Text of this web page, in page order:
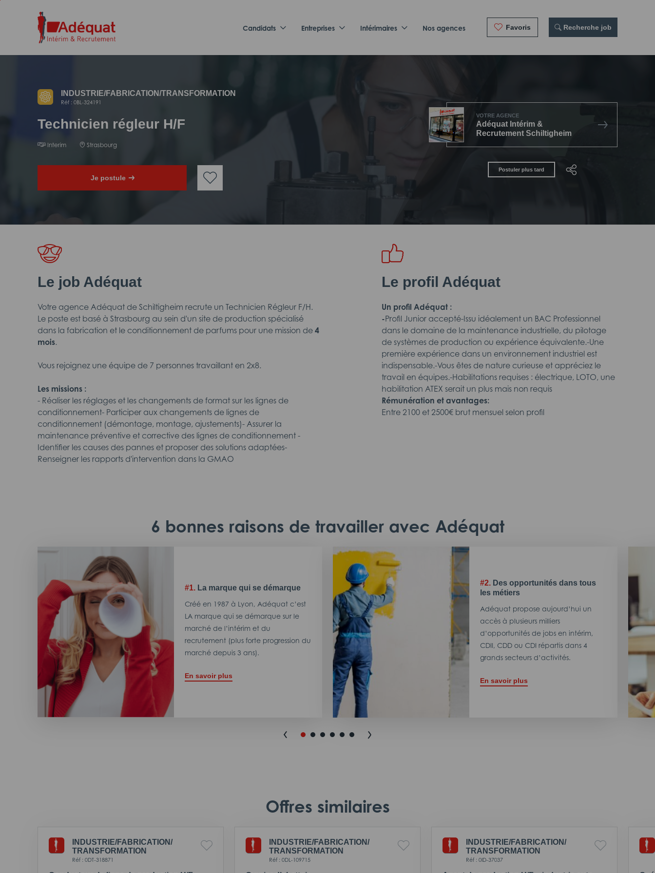
navigation
Candidats Entreprises Intérimaires Nos agences Favoris Recherche job
INDUSTRIE/FABRICATION/TRANSFORMATION
Réf : 0BL-324191
Technicien régleur H/F
Interim Strasbourg
Je postule
VOTRE AGENCE
Adéquat Intérim &
Recrutement Schiltigheim
Postuler plus tard
Le job Adéquat
Votre agence Adéquat de Schiltigheim recrute un Technicien Régleur F/H.
Le poste est basé à Strasbourg au sein d'un site de production spécialisé
dans la fabrication et le conditionnement de parfums pour une mission de 4
mois.
Vous rejoignez une équipe de 7 personnes travaillant en 2x8.
Les missions :
- Réaliser les réglages et les changements de format sur les lignes de
conditionnement- Participer aux changements de lignes de
conditionnement (démontage, montage, ajustements)- Assurer la
maintenance préventive et corrective des lignes de conditionnement -
Identifier les causes des pannes et proposer des solutions adaptées-
Renseigner les rapports d'intervention dans la GMAO
Le profil Adéquat
Un profil Adéquat :
-Profil Junior accepté-Issu idéalement un BAC Professionnel
dans le domaine de la maintenance industrielle, du pilotage
de systèmes de production ou expérience équivalente.-Une
première expérience dans un environnement industriel est
indispensable.-Vous êtes de nature curieuse et appréciez le
travail en équipes.-Habilitations requises : électrique, LOTO, une
habilitation ATEX serait un plus mais non requis
Rémunération et avantages:
Entre 2100 et 2500€ brut mensuel selon profil
6 bonnes raisons de travailler avec Adéquat
#1. La marque qui se démarque
Créé en 1987 à Lyon, Adéquat c’est
LA marque qui se démarque sur le
marché de l’intérim et du
recrutement (plus forte progression du
marché depuis 3 ans).
En savoir plus
#2. Des opportunités dans tous
les métiers
Adéquat propose aujourd’hui un
accès à plusieurs milliers
d’opportunités de jobs en intérim,
CDII, CDD ou CDI répartis dans 4
grands secteurs d’activités.
En savoir plus
Offres similaires
INDUSTRIE/FABRICATION/
TRANSFORMATION
Réf : 0DT-318871
INDUSTRIE/FABRICATION/
TRANSFORMATION
Réf : 0DL-109715
INDUSTRIE/FABRICATION/
TRANSFORMATION
Réf : 0ID-37037